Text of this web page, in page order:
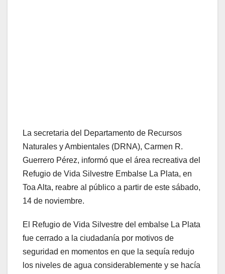
La secretaria del Departamento de Recursos
Naturales y Ambientales (DRNA), Carmen R.
Guerrero Pérez, informó que el área recreativa del
Refugio de Vida Silvestre Embalse La Plata, en
Toa Alta, reabre al público a partir de este sábado,
14 de noviembre.
El Refugio de Vida Silvestre del embalse La Plata
fue cerrado a la ciudadanía por motivos de
seguridad en momentos en que la sequía redujo
los niveles de agua considerablemente y se hacía